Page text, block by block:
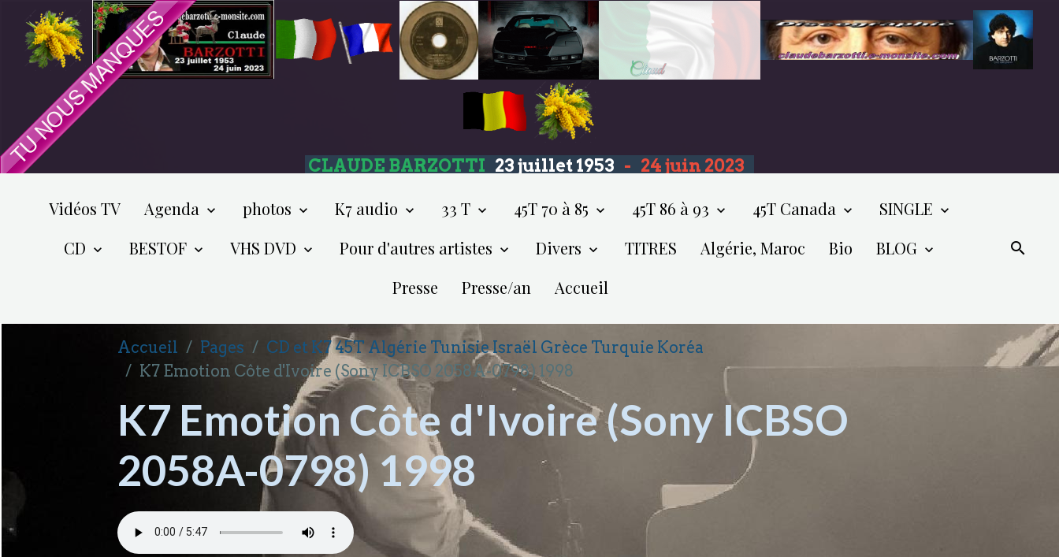
CLAUDE BARZOTTI 23 juillet 1953 - 24 juin 2023
Vidéos TV Agenda photos K7 audio 33 T 45T 70 à 85 45T 86 à 93 45T Canada
SINGLE
CD
BESTOF VHS DVD Pour d'autres artistes Divers TITRES Algérie, Maroc Bio
BLOG
Presse
Presse/an Accueil
Accueil Pages
CD et K7 45T Algérie Tunisie Israël Grèce Turquie Koréa
K7 Emotion Côte d'Ivoire (Sony ICBSO 2058A-0798) 1998
K7 Emotion Côte d'Ivoire (Sony ICBSO
2058A-0798) 1998